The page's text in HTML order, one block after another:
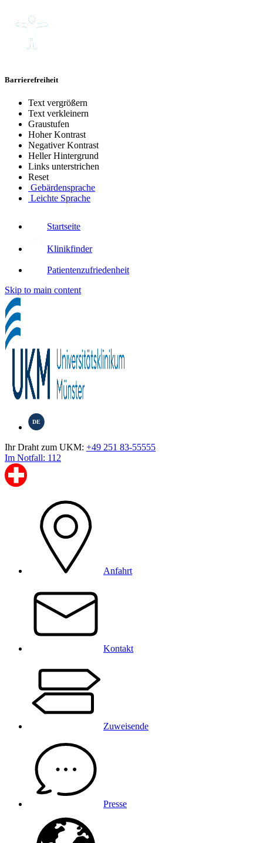
Barrierefreiheit
Text vergrößern
Text verkleinern
Graustufen
Hoher Kontrast
Negativer Kontrast
Heller Hintergrund
Links unterstrichen
Reset
Gebärdensprache
Leichte Sprache
Startseite
Klinikfinder
Patientenzufriedenheit
Skip to main content
DE
Ihr Draht zum UKM: +49 251 83-55555
Im Notfall: 112
Anfahrt
Kontakt
Zuweisende
Presse